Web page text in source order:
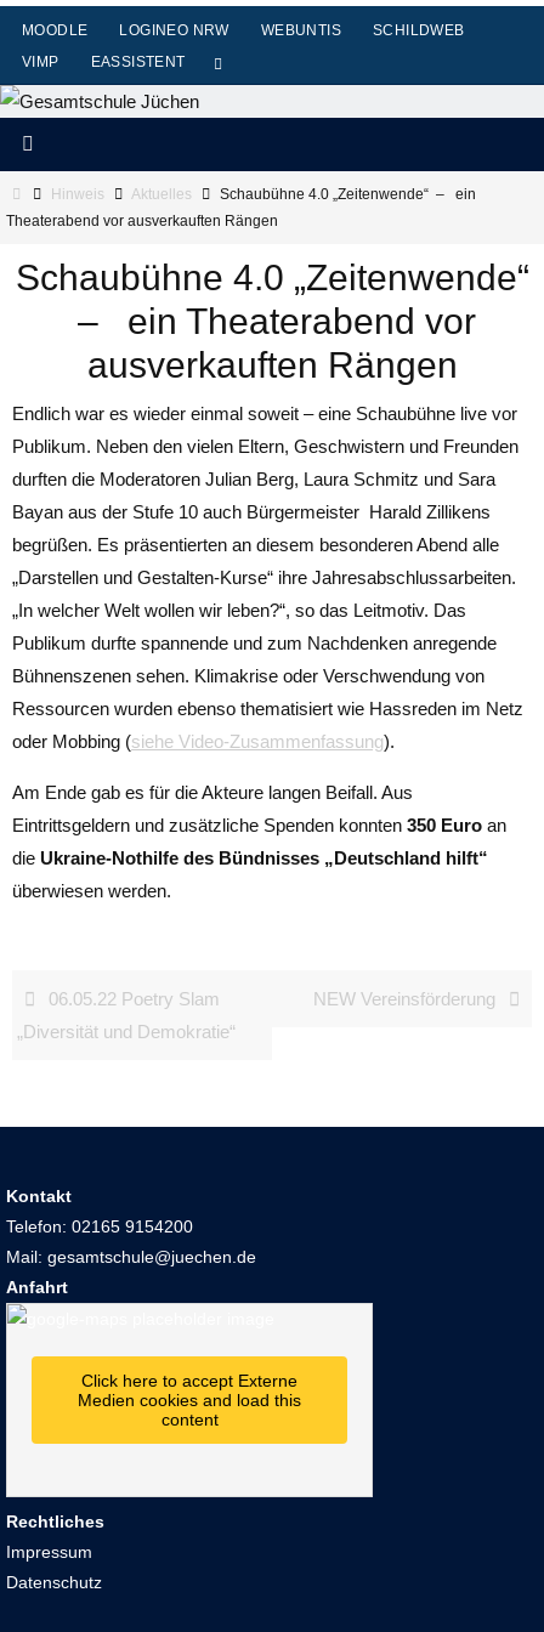
Zum
Inhalt
springen
MOODLE LOGINEO NRW WEBUNTIS
SCHILDWEB
VIMP
EASSISTENT
StartHinweis Aktuelles
Schaubühne 4.0 „Zeitenwende“ – ein
Theaterabend vor ausverkauften Rängen
Schaubühne 4.0 „Zeitenwende“
– ein Theaterabend vor
ausverkauften Rängen
Endlich war es wieder einmal soweit – eine Schaubühne live vor
Publikum. Neben den vielen Eltern, Geschwistern und Freunden
durften die Moderatoren Julian Berg, Laura Schmitz und Sara
Bayan aus der Stufe 10 auch Bürgermeister Harald Zillikens
begrüßen. Es präsentierten an diesem besonderen Abend alle
„Darstellen und Gestalten-Kurse“ ihre Jahresabschlussarbeiten.
„In welcher Welt wollen wir leben?“, so das Leitmotiv. Das
Publikum durfte spannende und zum Nachdenken anregende
Bühnenszenen sehen. Klimakrise oder Verschwendung von
Ressourcen wurden ebenso thematisiert wie Hassreden im Netz
oder Mobbing (siehe Video-Zusammenfassung).
Am Ende gab es für die Akteure langen Beifall. Aus
Eintrittsgeldern und zusätzliche Spenden konnten 350 Euro an
die Ukraine-Nothilfe des Bündnisses „Deutschland hilft“
überwiesen werden.
06.05.22 Poetry Slam
„Diversität und Demokratie“
NEW Vereinsförderung
Kontakt
Telefon: 02165 9154200
Mail: gesamtschule@juechen.de
Anfahrt
Click here to accept Externe
Medien cookies and load this
content
Rechtliches
Impressum
Datenschutz